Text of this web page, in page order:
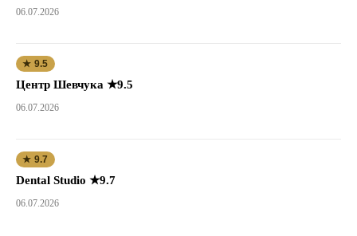
06.07.2026
★ 9.5
Центр Шевчука ★9.5
06.07.2026
★ 9.7
Dental Studio ★9.7
06.07.2026